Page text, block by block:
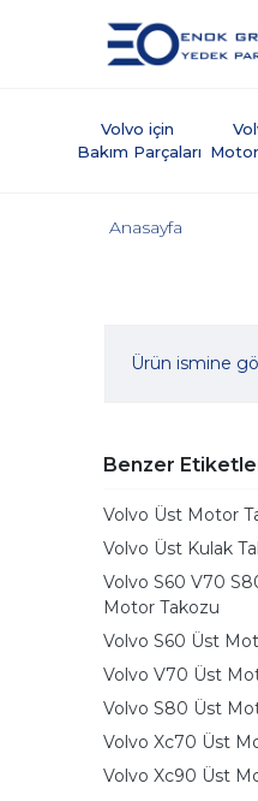
Volvo için
Bakım Parçaları
Anasayfa
Ürün ismine
Benzer
Volvo Üst Motor
Volvo Üst Kulak
Volvo S60 V70
Motor Takozu
Volvo S60 Üst
Volvo V70 Üst
Volvo S80 Üst
Volvo Xc70 Üst
Volvo Xc90 Üst